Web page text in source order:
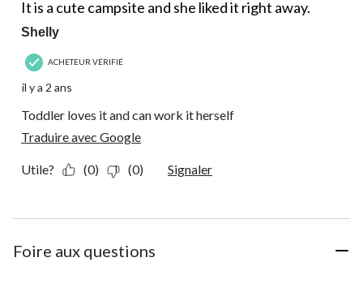
It is a cute campsite and she liked it right away.
Shelly
ACHETEUR VÉRIFIÉ
il y a 2 ans
Toddler loves it and can work it herself
Traduire avec Google
Utile? (0) (0) Signaler
Foire aux questions